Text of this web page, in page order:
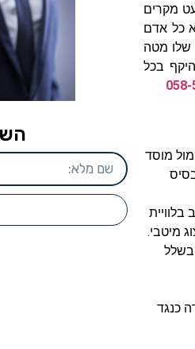
מקרים
כל אדם
שלו מטה
בכל
מוסד
בלוויית
מיטבי.
בשלל
כנגד